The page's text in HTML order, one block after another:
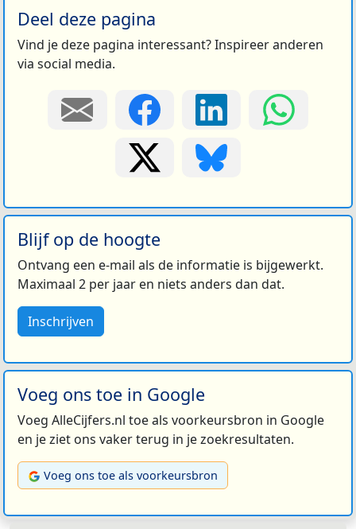
Deel deze pagina
Vind je deze pagina interessant? Inspireer anderen
via social media.
Blijf op de hoogte
Ontvang een e-mail als de informatie is bijgewerkt.
Maximaal 2 per jaar en niets anders dan dat.
Inschrijven
Voeg ons toe in Google
Voeg AlleCijfers.nl toe als voorkeursbron in Google
en je ziet ons vaker terug in je zoekresultaten.
Voeg ons toe als voorkeursbron